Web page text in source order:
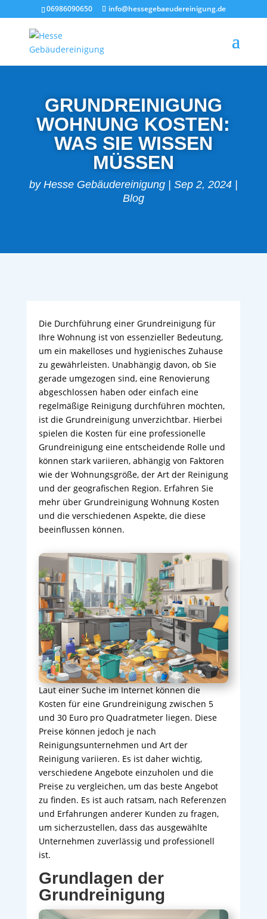
06986090650 info@hessegebaeudereinigung.de
GRUNDREINIGUNG
WOHNUNG KOSTEN:
WAS SIE WISSEN
MÜSSEN
by Hesse Gebäudereinigung| Sep 2, 2024|
Blog
Die Durchführung einer Grundreinigung für
Ihre Wohnung ist von essenzieller Bedeutung,
um ein makelloses und hygienisches Zuhause
zu gewährleisten. Unabhängig davon, ob Sie
gerade umgezogen sind, eine Renovierung
abgeschlossen haben oder einfach eine
regelmäßige Reinigung durchführen möchten,
ist die Grundreinigung unverzichtbar. Hierbei
spielen die Kosten für eine professionelle
Grundreinigung eine entscheidende Rolle und
können stark variieren, abhängig von Faktoren
wie der Wohnungsgröße, der Art der Reinigung
und der geografischen Region. Erfahren Sie
mehr über Grundreinigung Wohnung Kosten
und die verschiedenen Aspekte, die diese
beeinflussen können.
Laut einer Suche im Internet können die
Kosten für eine Grundreinigung zwischen 5
und 30 Euro pro Quadratmeter liegen. Diese
Preise können jedoch je nach
Reinigungsunternehmen und Art der
Reinigung variieren. Es ist daher wichtig,
verschiedene Angebote einzuholen und die
Preise zu vergleichen, um das beste Angebot
zu finden. Es ist auch ratsam, nach Referenzen
und Erfahrungen anderer Kunden zu fragen,
um sicherzustellen, dass das ausgewählte
Unternehmen zuverlässig und professionell
ist.
Grundlagen der
Grundreinigung